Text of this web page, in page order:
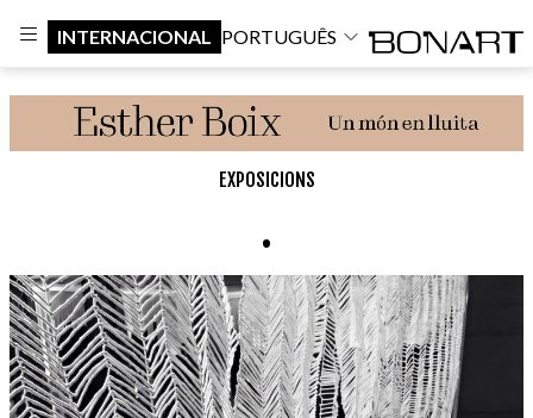
INTERNACIONAL PORTUGUÊS
EXPOSICIONS
.